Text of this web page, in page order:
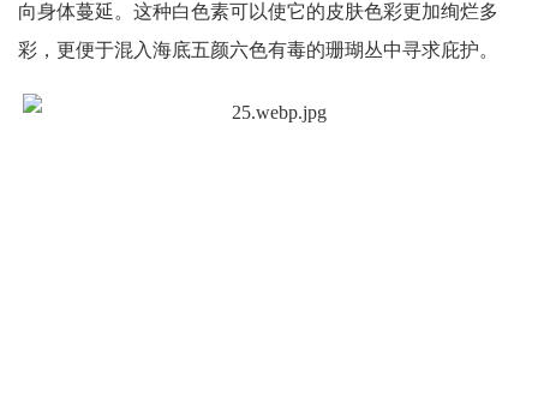
向身体蔓延。这种白色素可以使它的皮肤色彩更加绚烂多
彩，更便于混入海底五颜六色有毒的珊瑚丛中寻求庇护。